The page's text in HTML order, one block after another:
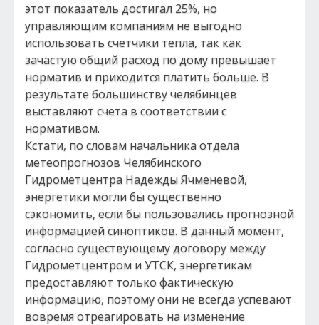
этот показатель достигал 25%, но
управляющим компаниям не выгодно
использовать счетчики тепла, так как
зачастую общий расход по дому превышает
норматив и приходится платить больше. В
результате большинству челябинцев
выставляют счета в соответствии с
нормативом.
Кстати, по словам начальника отдела
метеопрогнозов Челябинского
Гидрометцентра Надежды Ячменевой,
энергетики могли бы существенно
сэкономить, если бы пользовались прогнозной
информацией синоптиков. В данный момент,
согласно существующему договору между
Гидрометцентром и УТСК, энергетикам
предоставляют только фактическую
информацию, поэтому они не всегда успевают
вовремя отреагировать на изменение